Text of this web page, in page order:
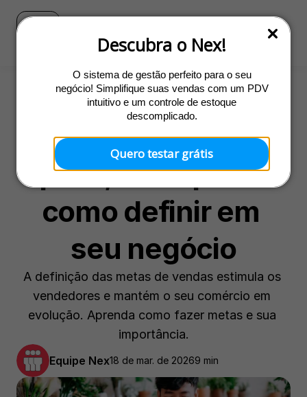
Descubra o Nex!
O sistema de gestão perfeito para o seu
negócio! Simplifique suas vendas com um PDV
intuitivo e um controle de estoque
descomplicado.
Quero testar grátis
Gestão
Meta de vendas: o
que é, exemplos e
como definir em
seu negócio
A definição das metas de vendas estimula os
vendedores e mantém o seu comércio em
evolução. Aprenda como fazer metas e sua
importância.
Equipe Nex18 de mar. de 20269 min
Blog Ir para o site do Nex